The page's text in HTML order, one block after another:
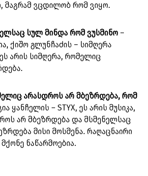
მაგრამ ვცდილობ რომ ვიყო.
სულ მინდა რომ ვუსმინო –
ქიშო გლუნჩაძის – სიმღერა
ეს არის სიმღერა, რომელიც
არასდროს არ მბეზრდება, რომ
ყანჩელის – STYX, ეს არის მუსიკა,
არ მბეზრდება და მსმენელსაც
მისი მოსმენა. რაღაცნაირი
ნაწარმოებია.